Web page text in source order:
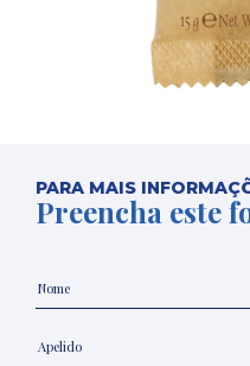
PARA MAIS
Preencha este